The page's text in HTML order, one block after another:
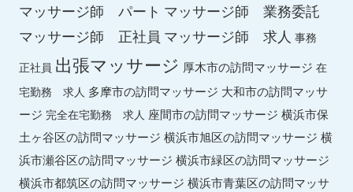
マッサージ師 パート マッサージ師 業務委託
マッサージ師 正社員 マッサージ師 求人 事務
正社員 出張マッサージ 厚木市の訪問マッサージ 在
宅勤務 求人 多摩市の訪問マッサージ 大和市の訪問マッサ
ージ 完全在宅勤務 求人 座間市の訪問マッサージ 横浜市保
土ヶ谷区の訪問マッサージ 横浜市旭区の訪問マッサージ 横
浜市瀬谷区の訪問マッサージ 横浜市緑区の訪問マッサージ
横浜市都筑区の訪問マッサージ 横浜市青葉区の訪問マッサ